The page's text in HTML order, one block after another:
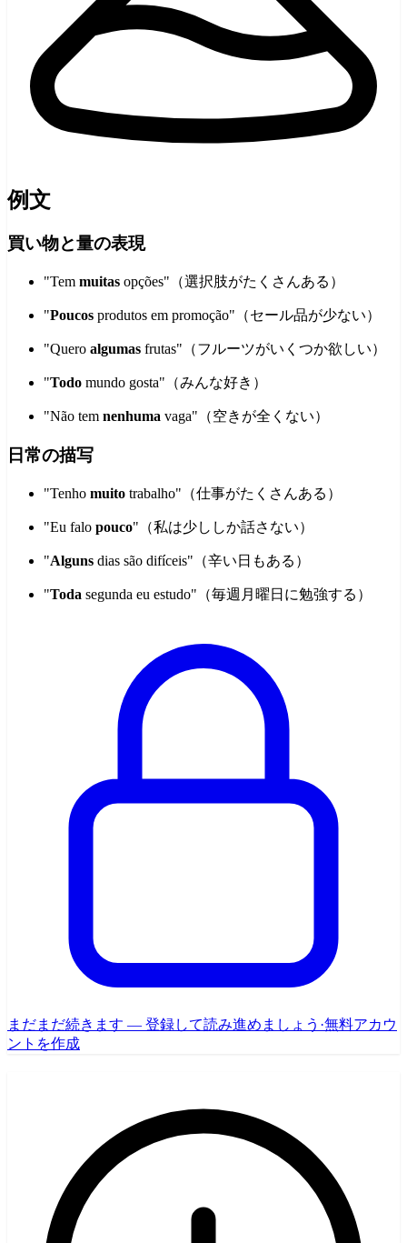
例文
買い物と量の表現
"Tem muitas opções"（選択肢がたくさんある）
"Poucos produtos em promoção"（セール品が少ない）
"Quero algumas frutas"（フルーツがいくつか欲しい）
"Todo mundo gosta"（みんな好き）
"Não tem nenhuma vaga"（空きが全くない）
日常の描写
"Tenho muito trabalho"（仕事がたくさんある）
"Eu falo pouco"（私は少ししか話さない）
"Alguns dias são difíceis"（辛い日もある）
"Toda segunda eu estudo"（毎週月曜日に勉強する）
まだまだ続きます — 登録して読み進めましょう ·無料アカウ
ントを作成